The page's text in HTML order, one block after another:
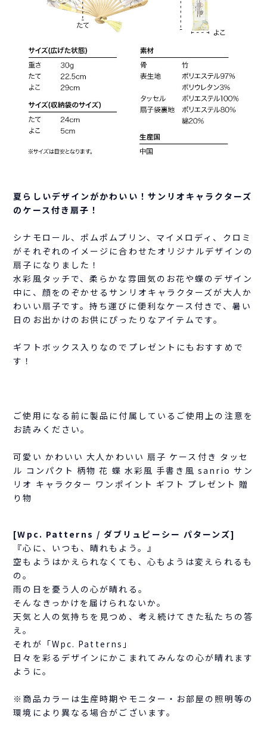
夏らしいデザインがかわいい！サンリオキャラクターズ
のケース付き扇子！
シナモロール、ポムポムプリン、マイメロディ、クロミ
がそれぞれのイメージに合わせたオリジナルデザインの
扇子になりました！
水彩風タッチで、柔らかな雰囲気のお花や蝶のデザイン
中に、顔をのぞかせるサンリオキャラクターズが大人か
わいい扇子です。持ち運びに便利なケース付きで、暑い
日のお出かけのお供にぴったりなアイテムです。
ギフトボックス入りなのでプレゼントにもおすすめで
す！
ご使用になる前に製品に付属しているご使用上の注意を
お読みください。
可愛い かわいい 大人かわいい 扇子 ケース付き タッセ
ル コンパクト 柄物 花 蝶 水彩風 手書き風 sanrio サン
リオ キャラクター ワンポイント ギフト プレゼント 贈
り物
[Wpc. Patterns / ダブリュピーシー パターンズ]
『心に、いつも、晴れもよう。』
空もようはかえられなくても、心もようは変えられるも
の。
雨の日を憂う人の心が晴れる。
そんなきっかけを届けられないか。
天気と人の気持ちを見つめ、考え続けてきた私たちの答
え。
それが「Wpc. Patterns」
日々を彩るデザインにかこまれてみんなの心が晴れます
ように。
※商品カラーは生産時期やモニター・お部屋の照明等の
環境により異なる場合がございます。